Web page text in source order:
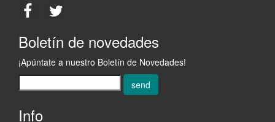
Boletín de novedades
¡Apúntate a nuestro Boletín de Novedades!
send
Info